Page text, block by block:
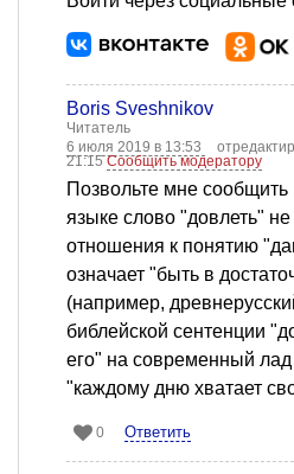
Boris Sveshnikov
Читатель
6 июля 2019 в 13:53
21:15Сообщить модератору
Позвольте мне сообщить
языке слово "довлеть"
отношения к понятию
означает "быть в
(например,
библейской сентенции
его" на современный лад
"каждому дню хватает
0 Ответить